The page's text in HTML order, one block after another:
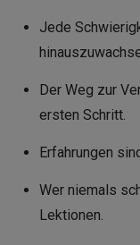
Jede
Der Weg zur
ersten Schritt.
Erfahrungen
Wer niemals
Lektionen.